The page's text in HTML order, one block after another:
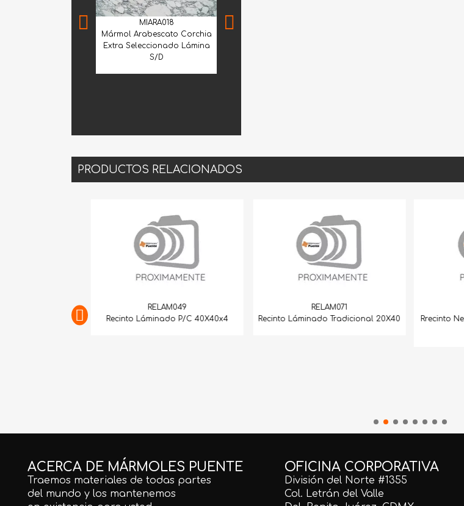
MNFIO190
Mármol Travertino Fiorito
PRODUCTOS RELACIONADOS
RELAM049
Recinto Láminado P/C 40X40x4
RELAM071
Recinto Láminado Tradicional 20X40
Rrecinto
ACERCA DE MÁRMOLES PUENTE
Traemos materiales de todas partes
del mundo y los mantenemos
OFICINA CORPORATIVA
División del Norte #1355
Col. Letrán del Valle